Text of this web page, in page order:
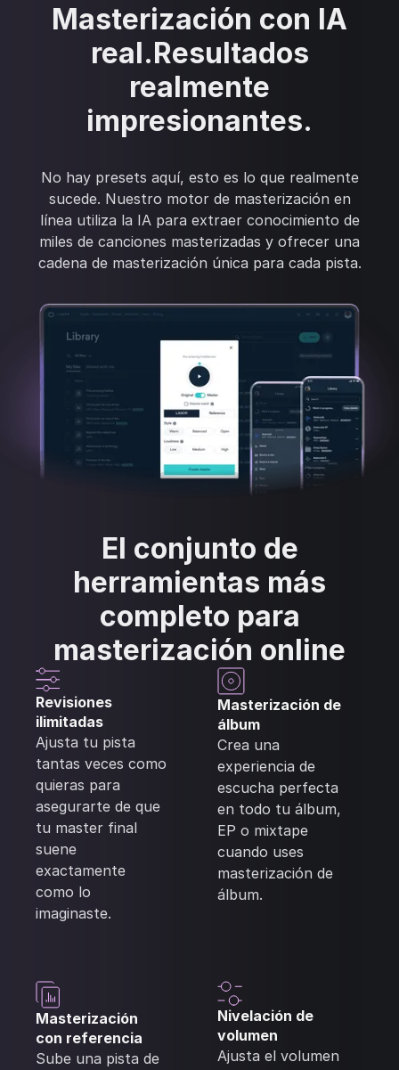
Masterización con IA
real.‍Resultados
realmente
impresionantes.
No hay presets aquí, esto es lo que realmente
sucede. Nuestro motor de masterización en
línea utiliza la IA para extraer conocimiento de
miles de canciones masterizadas y ofrecer una
cadena de masterización única para cada pista.
El conjunto de
herramientas más
completo para
masterización online
Revisiones
ilimitadas
Ajusta tu pista
tantas veces como
quieras para
asegurarte de que
tu master final
suene
exactamente
como lo
imaginaste.
Masterización de
álbum
Crea una
experiencia de
escucha perfecta
en todo tu álbum,
EP o mixtape
cuando uses
masterización de
álbum.
Masterización
con referencia
Sube una pista de
Nivelación de
volumen
Ajusta el volumen